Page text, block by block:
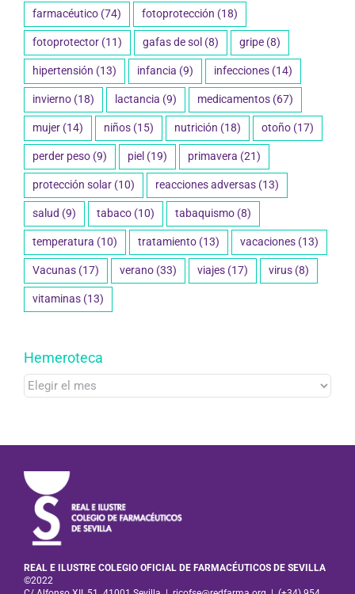
farmacéutico (74) fotoprotección (18)
fotoprotector (11) gafas de sol (8) gripe (8)
hipertensión (13) infancia (9) infecciones (14)
invierno (18) lactancia (9) medicamentos (67)
mujer (14) niños (15) nutrición (18) otoño (17)
perder peso (9) piel (19) primavera (21)
protección solar (10) reacciones adversas (13)
salud (9) tabaco (10) tabaquismo (8)
temperatura (10) tratamiento (13) vacaciones (13)
Vacunas (17) verano (33) viajes (17) virus (8)
vitaminas (13)
Hemeroteca
Hemeroteca
REAL E ILUSTRE COLEGIO OFICIAL DE FARMACÉUTICOS DE SEVILLA
©2022